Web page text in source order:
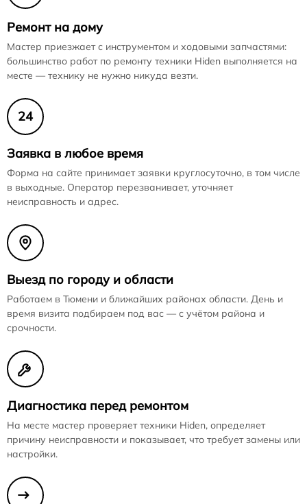
Ремонт на дому
Мастер приезжает с инструментом и ходовыми запчастями:
большинство работ по ремонту техники Hiden выполняется на
месте — технику не нужно никуда везти.
24
Заявка в любое время
Форма на сайте принимает заявки круглосуточно, в том числе
в выходные. Оператор перезванивает, уточняет
неисправность и адрес.
Выезд по городу и области
Работаем в Тюмени и ближайших районах области. День и
время визита подбираем под вас — с учётом района и
срочности.
Диагностика перед ремонтом
На месте мастер проверяет техники Hiden, определяет
причину неисправности и показывает, что требует замены или
настройки.